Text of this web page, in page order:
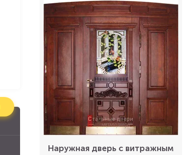
Наружная дверь с витражным